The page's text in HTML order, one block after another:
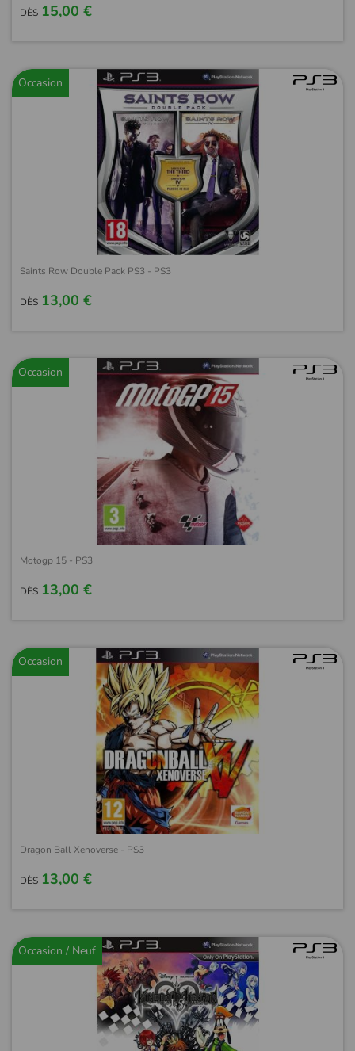
DÈS 15,00 €
Occasion
Saints Row Double Pack PS3 - PS3
DÈS 13,00 €
Occasion
Motogp 15 - PS3
DÈS 13,00 €
Occasion
Dragon Ball Xenoverse - PS3
DÈS 13,00 €
Occasion / Neuf